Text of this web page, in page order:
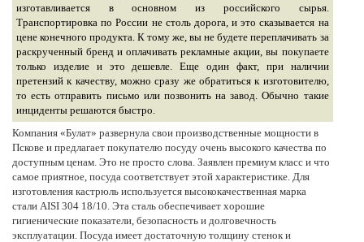
изготавливается в основном из российского сырья.
Транспортировка по России не столь дорога, и это сказывается на
цене конечного продукта. К тому же, вы не будете переплачивать за
раскрученный бренд и оплачивать рекламные акции, вы покупаете
только изделие и это дешевле. Еще один факт, при наличии
претензий к качеству, можно сразу же обратиться к изготовителю,
то есть отправить письмо или позвонить на завод. Обычно такие
инциденты решаются быстро.
Компания «Булат» развернула свои производственные мощности в
Пскове и предлагает покупателю посуду очень высокого качества по
доступным ценам. Это не просто слова. Заявлен премиум класс и что
самое приятное, посуда соответствует этой характеристике. Для
изготовления кастрюль используется высококачественная марка
стали AISI 304 18/10. Эта сталь обеспечивает хорошие
гигиенические показатели, безопасность и долговечность
эксплуатации. Посуда имеет достаточную толщину стенок и